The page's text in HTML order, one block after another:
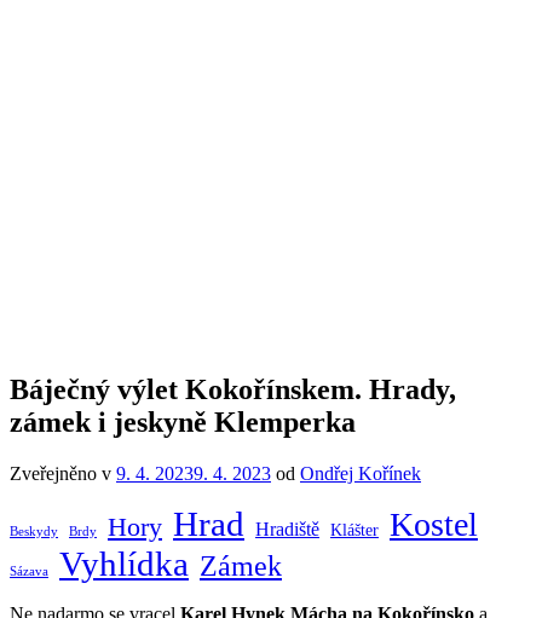
Báječný výlet Kokořínskem. Hrady,
zámek i jeskyně Klemperka
Zveřejněno v 9. 4. 20239. 4. 2023 od Ondřej Kořínek
Beskydy Brdy Hory Hrad Hradiště Klášter Kostel
Sázava Vyhlídka Zámek
Ne nadarmo se vracel Karel Hynek Mácha na Kokořínsko a